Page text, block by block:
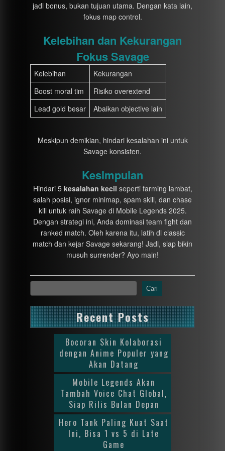
jadi bonus, bukan tujuan utama. Dengan kata lain,
fokus map control.
Kelebihan dan Kekurangan
Fokus Savage
Kelebihan
Kekurangan
Boost moral tim
Risiko overextend
Lead gold besar
Abaikan objective lain
Meskipun demikian, hindari kesalahan ini untuk
Savage konsisten.
Kesimpulan
Hindari 5 kesalahan kecil seperti farming lambat,
salah posisi, ignor minimap, spam skill, dan chase
kill untuk raih Savage di Mobile Legends 2025.
Dengan strategi ini, Anda dominasi team fight dan
ranked match. Oleh karena itu, latih di classic
match dan kejar Savage sekarang! Jadi, siap bikin
musuh surrender? Ayo main!
Cari
Recent Posts
Bocoran Skin Kolaborasi
dengan Anime Populer yang
Akan Datang
Mobile Legends Akan
Tambah Voice Chat Global,
Siap Rilis Bulan Depan
Hero Tank Paling Kuat Saat
Ini, Bisa 1 vs 5 di Late
Game